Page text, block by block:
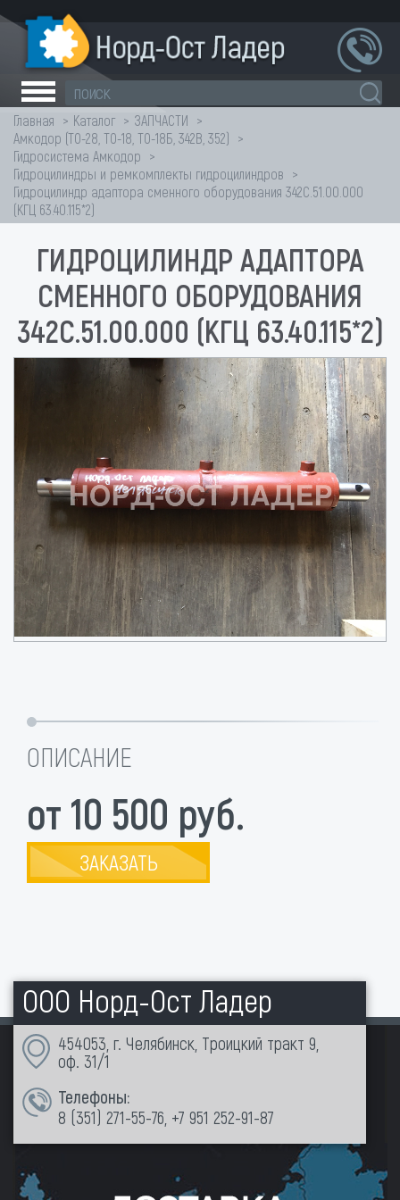
Главная Каталог
ЗАПЧАСТИ
Амкодор (ТО-28, ТО-18, ТО-18Б, 342В, 352)
Гидросистема Амкодор
Гидроцилиндры и ремкомплекты гидроцилиндров
Гидроцилиндр адаптора сменного оборудования 342С.51.00.000
(КГЦ 63.40.115*2)
ГИДРОЦИЛИНДР АДАПТОРА
СМЕННОГО ОБОРУДОВАНИЯ
342С.51.00.000 (КГЦ 63.40.115*2)
ОПИСАНИЕ
от 10 500 руб.
ЗАКАЗАТЬ
ООО Норд-Ост Ладер
454053, г. Челябинск, Троицкий тракт 9,
оф. 31/1
Телефоны:
8 (351) 271-55-76 +7 951 252-91-87